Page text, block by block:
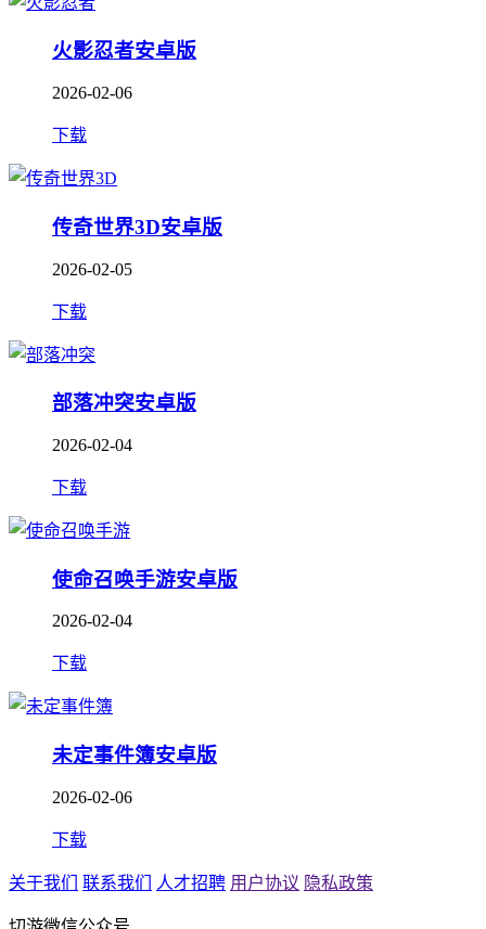
火影忍者安卓版
2026-02-06
下载
传奇世界3D安卓版
2026-02-05
下载
部落冲突安卓版
2026-02-04
下载
使命召唤手游安卓版
2026-02-04
下载
未定事件簿安卓版
2026-02-06
下载
关于我们 联系我们 人才招聘 用户协议 隐私政策